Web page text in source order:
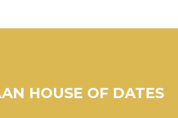
HOUSE OF DATES